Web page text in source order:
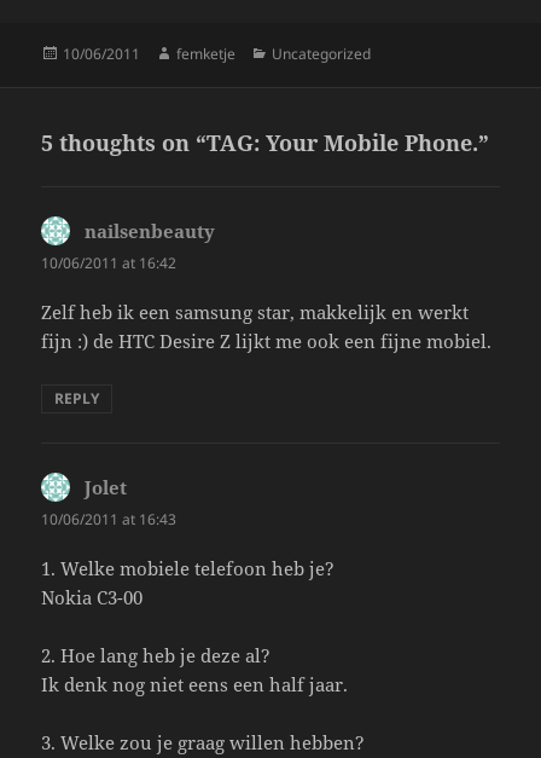
Posted
10/06/2011 Author
femketje Categories
Uncategorized
5 thoughts on “TAG: Your Mobile Phone.”
nailsenbeauty
10/06/2011 at 16:42
Zelf heb ik een samsung star, makkelijk en werkt
fijn :) de HTC Desire Z lijkt me ook een fijne mobiel.
REPLY
Jolet
10/06/2011 at 16:43
1. Welke mobiele telefoon heb je?
Nokia C3-00
2. Hoe lang heb je deze al?
Ik denk nog niet eens een half jaar.
3. Welke zou je graag willen hebben?